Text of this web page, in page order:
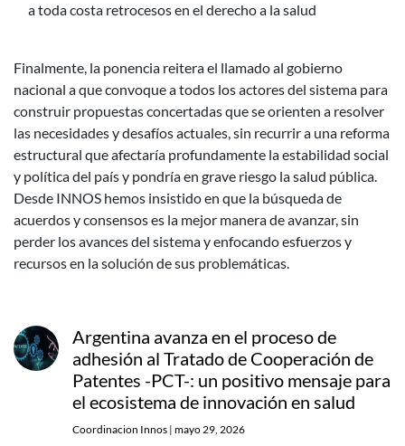
a toda costa retrocesos en el derecho a la salud
Finalmente, la ponencia reitera el llamado al gobierno
nacional a que convoque a todos los actores del sistema para
construir propuestas concertadas que se orienten a resolver
las necesidades y desafíos actuales, sin recurrir a una reforma
estructural que afectaría profundamente la estabilidad social
y política del país y pondría en grave riesgo la salud pública.
Desde INNOS hemos insistido en que la búsqueda de
acuerdos y consensos es la mejor manera de avanzar, sin
perder los avances del sistema y enfocando esfuerzos y
recursos en la solución de sus problemáticas.
Argentina avanza en el proceso de
adhesión al Tratado de Cooperación de
Patentes -PCT-: un positivo mensaje para
el ecosistema de innovación en salud
Coordinacion Innos | mayo 29, 2026